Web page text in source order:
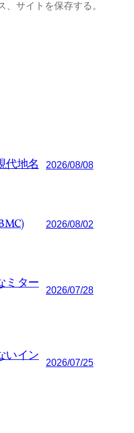
サイトを保存する。
代地名 2026/08/08
2026/08/02
ミター
2026/07/28
いイン
2026/07/25